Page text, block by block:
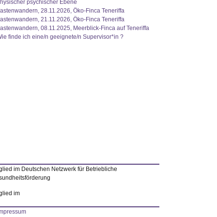
psychischer Ebene
28.11.2026, Öko-Finca Teneriffa
21.11.2026, Öko-Finca Teneriffa
08.11.2025, Meerblick-Finca auf Teneriffa
finde ich eine/n geeignete/n Supervisor*in ?
im Deutschen Netzwerk für Betriebliche
im